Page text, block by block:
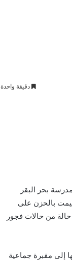
دقيقة واحدة
بمدرسة بحر البقر
بالحزن على
ليعيد نفس المشهد ولكن في حالة من حالات فجور
إلى مقبرة جماعية